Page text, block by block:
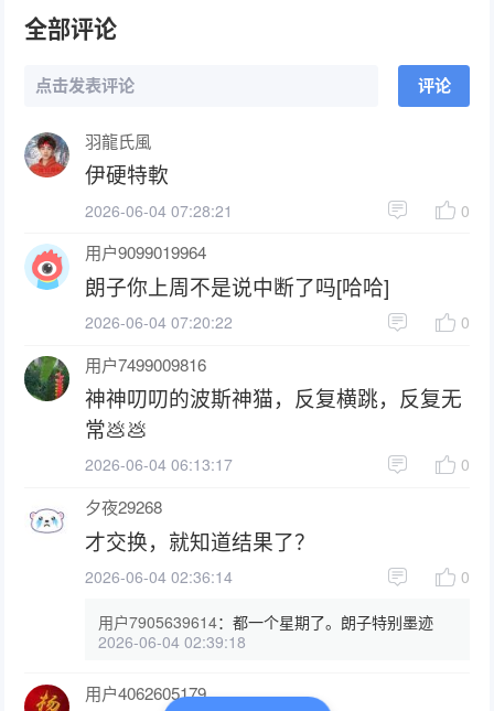
全部评论
点击发表评论 评论
羽龍氏風
伊硬特軟
2026-06-04 07:28:21 0
用户9099019964
朗子你上周不是说中断了吗[哈哈]
2026-06-04 07:20:22 0
用户7499009816
神神叨叨的波斯神猫，反复横跳，反复无
常💩💩
2026-06-04 06:13:17 0
夕夜29268
才交换，就知道结果了？
2026-06-04 02:36:14 0
用户7905639614：都一个星期了。朗子特别墨迹
2026-06-04 02:39:18
用户4062605179